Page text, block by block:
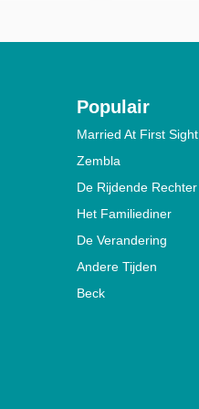
Populair
Married At First Sight
Zembla
De Rijdende Rechter
Het Familiediner
De Verandering
Andere Tijden
Beck